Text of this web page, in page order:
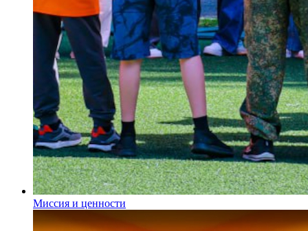
Миссия и ценности